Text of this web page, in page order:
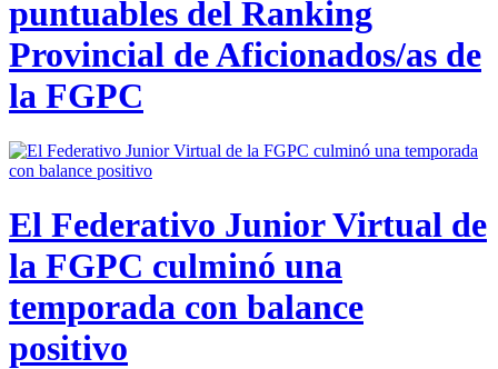
puntuables del Ranking
Provincial de Aficionados/as de
la FGPC
El Federativo Junior Virtual de
la FGPC culminó una
temporada con balance
positivo